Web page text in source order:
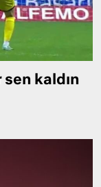
kaldın